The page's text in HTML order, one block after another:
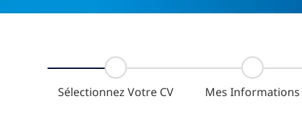
Sélectionnez Votre CV Mes Informations